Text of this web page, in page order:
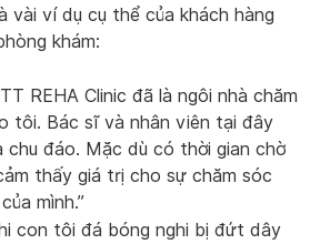
vài ví dụ cụ thể của khách hàng
khám:
REHA Clinic đã là ngôi nhà chăm
tôi. Bác sĩ và nhân viên tại đây
chu đáo. Mặc dù có thời gian chờ
thấy giá trị cho sự chăm sóc
mình.”
con tôi đá bóng nghi bị đứt dây